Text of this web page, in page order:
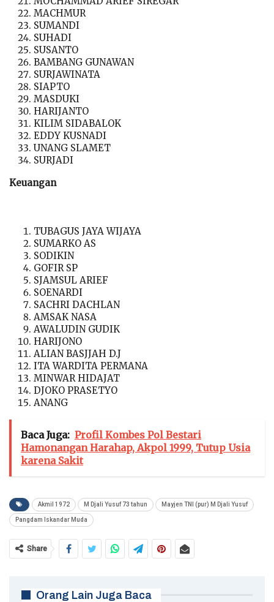
MACHMUR
SUMANDI
SUHADI
SUSANTO
BAMBANG GUNAWAN
SURJAWINATA
SIAPTO
MASDUKI
HARIJANTO
KILIM SIDABALOK
EDDY KUSNADI
UNANG SLAMET
SURJADI
Keuangan
TUBAGUS JAYA WIJAYA
SUMARKO AS
SODIKIN
GOFIR SP
SJAMSUL ARIEF
SOENARDI
SACHRI DACHLAN
AMSAK NASA
AWALUDIN GUDIK
HARIJONO
ALIAN BASJJAH D.J
ITA WARDITA PERMANA
MINWAR HIDAJAT
DJOKO PRASETYO
ANANG
Baca Juga: Profil Kombes Pol Bestari
Hamonangan Harahap, Akpol 1999, Tutup Usia
karena Sakit
Akmil 1972 M Djali Yusuf 73 tahun Mayjen TNI (pur) M Djali Yusuf
Pangdam Iskandar Muda
Share
Orang Lain Juga Baca